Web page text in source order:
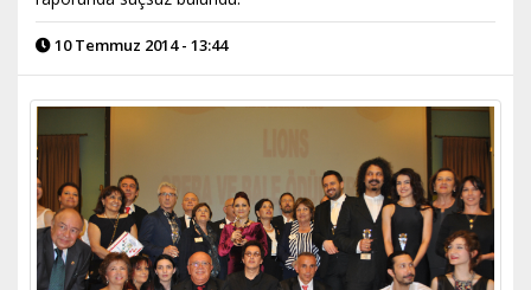
10 Temmuz 2014 - 13:44